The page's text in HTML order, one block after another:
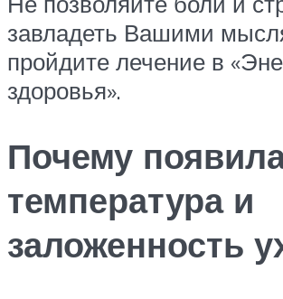
завладеть Вашими
пройдите лечение в
здоровья».
Почему
температура и
заложенность